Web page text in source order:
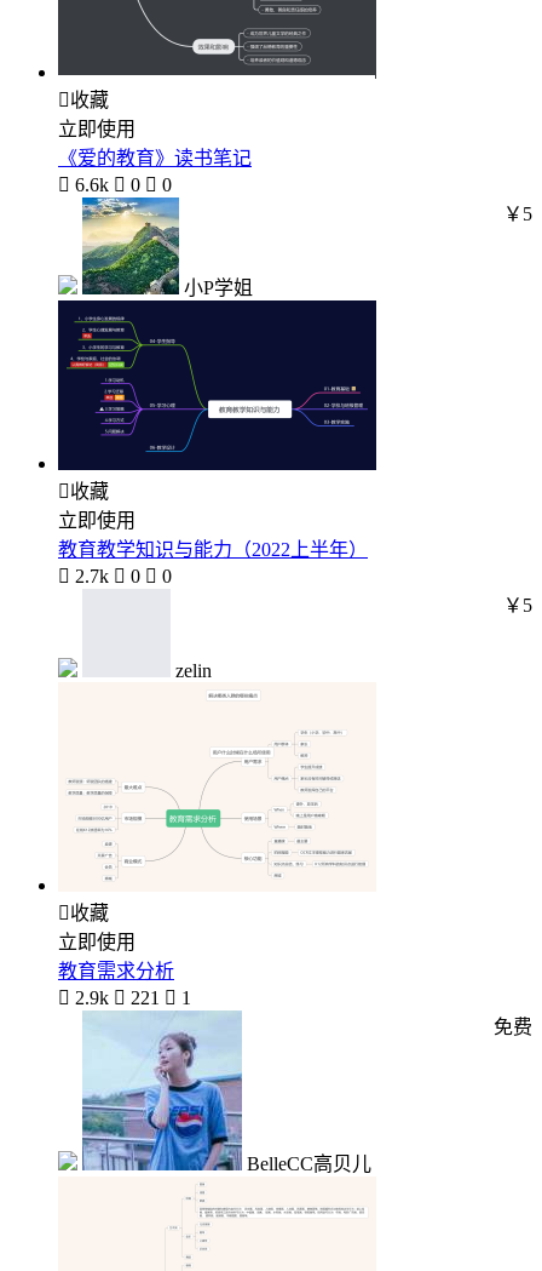
收藏
立即使用
《爱的教育》读书笔记
 6.6k  0  0
小P学姐
￥5
收藏
立即使用
教育教学知识与能力（2022上半年）
 2.7k  0  0
zelin
￥5
收藏
立即使用
教育需求分析
 2.9k  221  1
BelleCC高贝儿
免费